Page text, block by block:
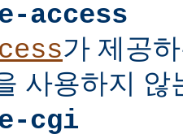
access
가 제공
사용하지 않
cgi